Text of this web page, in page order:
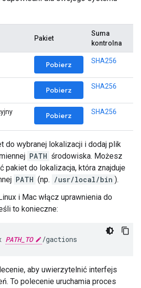
Pakiet
Suma
kontrolna
Pobierz SHA256
Pobierz SHA256
Pobierz SHA256
do wybranej lokalizacji i dodaj plik
PATH środowiska. Możesz
pakiet do lokalizacja, która znajduje
PATH (np. /usr/local/bin ).
i Mac włącz uprawnienia do
to konieczne:
PATH_TO /gactions
aby uwierzytelnić interfejs
To polecenie uruchamia proces